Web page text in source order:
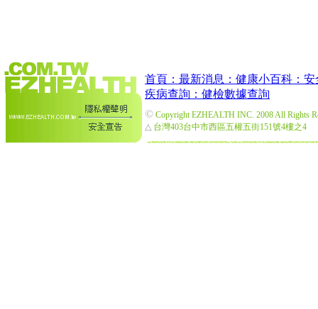
首頁： 最新消息： 健康小百科： 安
疾病查詢： 健檢數據查詢
© Copyright EZHEALTH INC. 2008 All Rights
△ 台灣403台中市西區五權五街151號4樓之4